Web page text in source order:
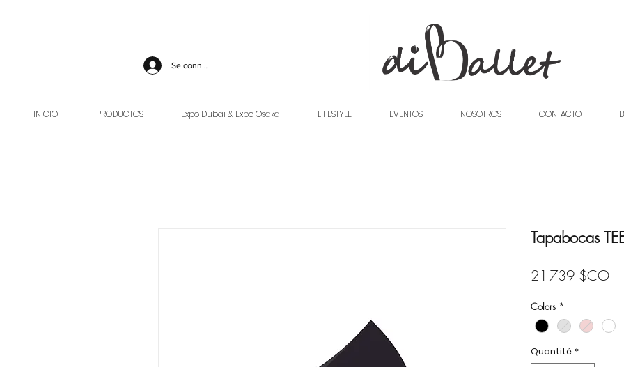
Se connecter
INICIO PRODUCTOS Expo Dubai & Expo Osaka LIFESTYLE EVENTOS NOSOTROS CONTACTO
Tapabocas
21 739 $CO
Colors *
Quantité *